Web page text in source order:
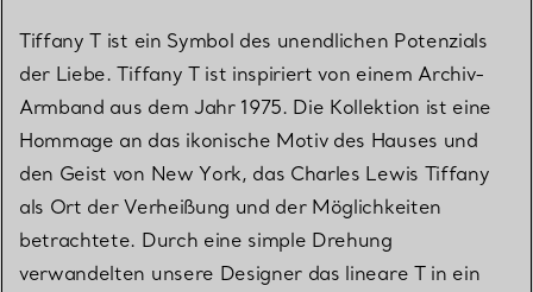
Tiffany T ist ein Symbol des unendlichen Potenzials
der Liebe. Tiffany T ist inspiriert von einem Archiv-
Armband aus dem Jahr 1975. Die Kollektion ist eine
Hommage an das ikonische Motiv des Hauses und
den Geist von New York, das Charles Lewis Tiffany
als Ort der Verheißung und der Möglichkeiten
betrachtete. Durch eine simple Drehung
verwandelten unsere Designer das lineare T in ein